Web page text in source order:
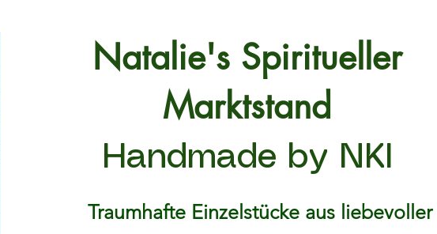
Natalie's Spiritueller
Marktstand
Handmade by NKI
Traumhafte Einzelstücke aus liebevoller